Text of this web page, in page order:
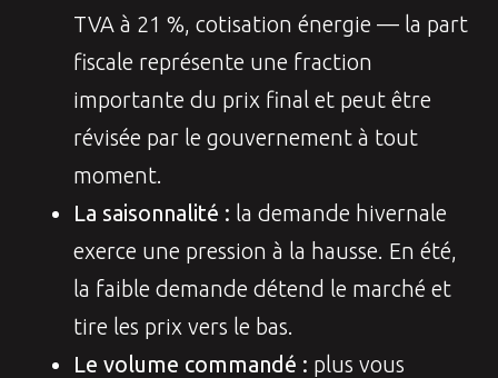
TVA à 21 %, cotisation énergie — la part
fiscale représente une fraction
importante du prix final et peut être
révisée par le gouvernement à tout
moment.
La saisonnalité : la demande hivernale
exerce une pression à la hausse. En été,
la faible demande détend le marché et
tire les prix vers le bas.
Le volume commandé : plus vous